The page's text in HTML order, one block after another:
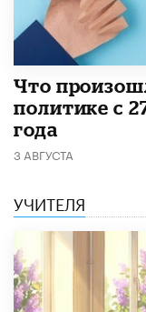
​Что
политике с
года
3 АВГУСТА
УЧИТЕЛЯ